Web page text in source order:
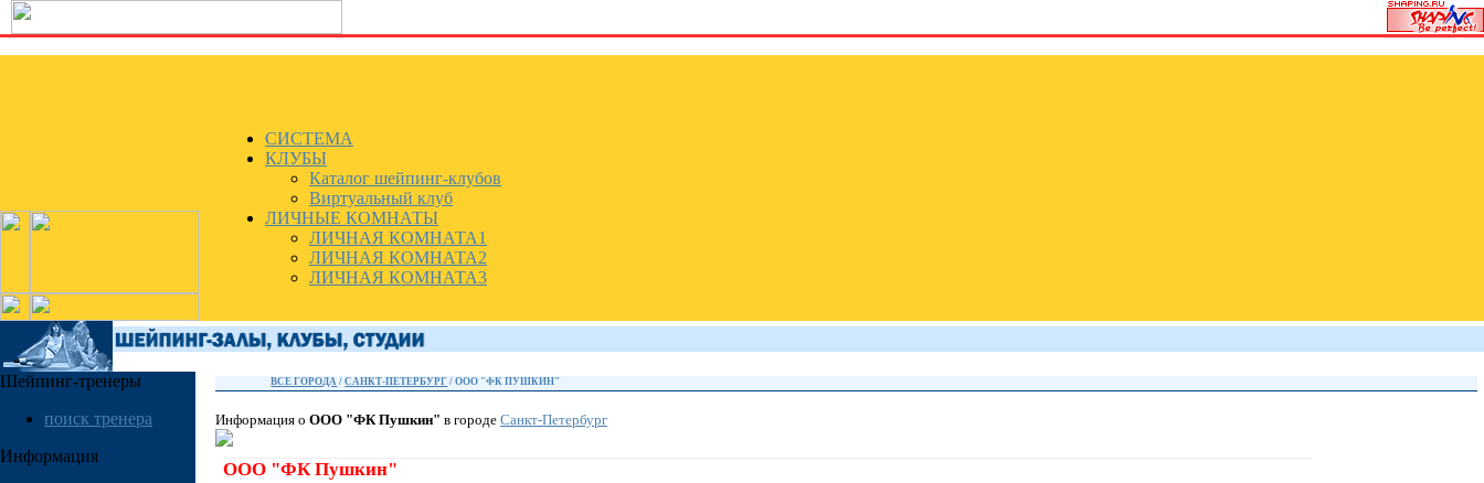
СИСТЕМА
КЛУБЫ
Каталог шейпинг-клубов
Виртуальный клуб
ЛИЧНЫЕ КОМНАТЫ
ЛИЧНАЯ КОМНАТА1
ЛИЧНАЯ КОМНАТА2
ЛИЧНАЯ КОМНАТА3
Шейпинг-тренеры
поиск тренера
Информация
ВСЕ ГОРОДА /САНКТ-ПЕТЕРБУРГ / ООО "ФК ПУШКИН"
Информация о ООО "ФК Пушкин" в городе Санкт-Петербург
ООО "ФК Пушкин"